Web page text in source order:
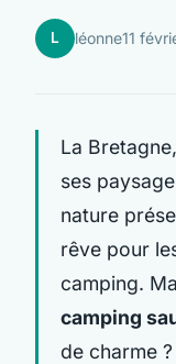
L léonne11
La
ses
nature
rêve pour
camping.
camping
de charme